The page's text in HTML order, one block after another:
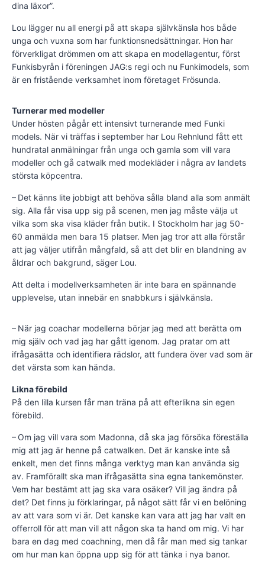
dina läxor”.
Lou lägger nu all energi på att skapa självkänsla hos både
unga och vuxna som har funktionsnedsättningar. Hon har
förverkligat drömmen om att skapa en modellagentur, först
Funkisbyrån i föreningen JAG:s regi och nu Funkimodels, som
är en fristående verksamhet inom företaget Frösunda.
Turnerar med modeller
Under hösten pågår ett intensivt turnerande med Funki
models. När vi träffas i september har Lou Rehnlund fått ett
hundratal anmälningar från unga och gamla som vill vara
modeller och gå catwalk med modekläder i några av landets
största köpcentra.
– Det känns lite jobbigt att behöva sålla bland alla som anmält
sig. Alla får visa upp sig på scenen, men jag måste välja ut
vilka som ska visa kläder från butik. I Stockholm har jag 50-
60 anmälda men bara 15 platser. Men jag tror att alla förstår
att jag väljer utifrån mångfald, så att det blir en blandning av
åldrar och bakgrund, säger Lou.
Att delta i modellverksamheten är inte bara en spännande
upplevelse, utan innebär en snabbkurs i självkänsla.
– När jag coachar modellerna börjar jag med att berätta om
mig själv och vad jag har gått igenom. Jag pratar om att
ifrågasätta och identifiera rädslor, att fundera över vad som är
det värsta som kan hända.
Likna förebild
På den lilla kursen får man träna på att efterlikna sin egen
förebild.
– Om jag vill vara som Madonna, då ska jag försöka föreställa
mig att jag är henne på catwalken. Det är kanske inte så
enkelt, men det finns många verktyg man kan använda sig
av. Framförallt ska man ifrågasätta sina egna tankemönster.
Vem har bestämt att jag ska vara osäker? Vill jag ändra på
det? Det finns ju förklaringar, på något sätt får vi en belöning
av att vara som vi är. Det kanske kan vara att jag har valt en
offerroll för att man vill att någon ska ta hand om mig. Vi har
bara en dag med coachning, men då får man med sig tankar
om hur man kan öppna upp sig för att tänka i nya banor.